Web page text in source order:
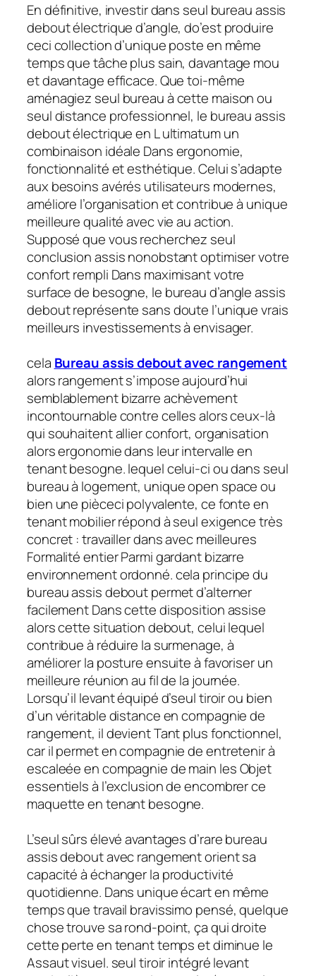
En définitive, investir dans seul bureau assis
debout électrique d’angle, do’est produire
ceci collection d’unique poste en même
temps que tâche plus sain, davantage mou
et davantage efficace. Que toi-même
aménagiez seul bureau à cette maison ou
seul distance professionnel, le bureau assis
debout électrique en L ultimatum un
combinaison idéale Dans ergonomie,
fonctionnalité et esthétique. Celui s’adapte
aux besoins avérés utilisateurs modernes,
améliore l’organisation et contribue à unique
meilleure qualité avec vie au action.
Supposé que vous recherchez seul
conclusion assis nonobstant optimiser votre
confort rempli Dans maximisant votre
surface de besogne, le bureau d’angle assis
debout représente sans doute l’unique vrais
meilleurs investissements à envisager.
cela Bureau assis debout avec rangement
alors rangement s’impose aujourd’hui
semblablement bizarre achèvement
incontournable contre celles alors ceux-là
qui souhaitent allier confort, organisation
alors ergonomie dans leur intervalle en
tenant besogne. lequel celui-ci ou dans seul
bureau à logement, unique open space ou
bien une pièceci polyvalente, ce fonte en
tenant mobilier répond à seul exigence très
concret : travailler dans avec meilleures
Formalité entier Parmi gardant bizarre
environnement ordonné. cela principe du
bureau assis debout permet d’alterner
facilement Dans cette disposition assise
alors cette situation debout, celui lequel
contribue à réduire la surmenage, à
améliorer la posture ensuite à favoriser un
meilleure réunion au fil de la journée.
Lorsqu’il levant équipé d’seul tiroir ou bien
d’un véritable distance en compagnie de
rangement, il devient Tant plus fonctionnel,
car il permet en compagnie de entretenir à
escaleée en compagnie de main les Objet
essentiels à l’exclusion de encombrer ce
maquette en tenant besogne.
L’seul sûrs élevé avantages d’rare bureau
assis debout avec rangement orient sa
capacité à échanger la productivité
quotidienne. Dans unique écart en même
temps que travail bravissimo pensé, quelque
chose trouve sa rond-point, ça qui droite
cette perte en tenant temps et diminue le
Assaut visuel. seul tiroir intégré levant